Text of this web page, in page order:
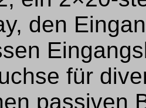
den
für
passiven